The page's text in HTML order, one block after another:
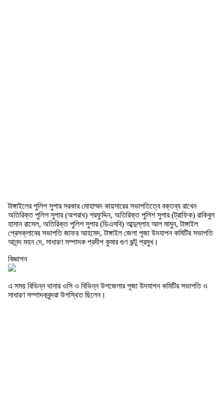
টাঙ্গাইলের পুলিশ সুপার সরকার মোহাম্মদ কায়সারের সভাপতিত্বে বক্তব্য রাখেন
অতিরিক্ত পুলিশ সুপার (অপরাধ) শরফুদ্দিন, অতিরিক্ত পুলিশ সুপার (ট্রাফিক) রাকিবুল
হাসান রাসেল, অতিরিক্ত পুলিশ সুপার (ডিএসবি) আব্দুল্লাহ আল মামুন, টাঙ্গাইল
প্রেসক্লাবের সভাপতি জাফর আহমেদ, টাঙ্গাইল জেলা পূজা উদযাপন কমিটির সভাপতি
আনন্দ মহন দে, সাধারণ সম্পাদক প্রদীপ কুমার গুণ ঝন্টু প্রমুখ।
বিজ্ঞাপন
এ সময় বিভিন্ন থানার ওসি ও বিভিন্ন উপজেলার পূজা উদযাপন কমিটির সভাপতি ও
সাধারণ সম্পাদকবৃন্দরা উপস্থিত ছিলেন।